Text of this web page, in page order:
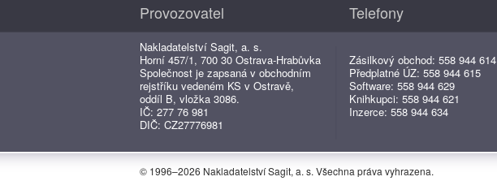
Provozovatel
Nakladatelství Sagit, a. s.
Horní 457/1, 700 30 Ostrava-Hrabůvka
Společnost je zapsaná v obchodním
rejstříku vedeném KS v Ostravě,
oddíl B, vložka 3086.
IČ: 277 76 981
DIČ: CZ27776981
Telefony
Zásilkový obchod: 558 944 614
Předplatné ÚZ: 558 944 615
Software: 558 944 629
Knihkupci: 558 944 621
Inzerce: 558 944 634
© 1996–2026 Nakladatelství Sagit, a. s. Všechna práva vyhrazena.